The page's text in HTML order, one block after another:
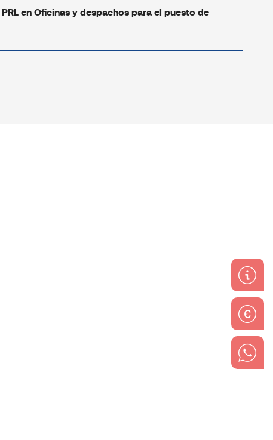
PRL en Oficinas y despachos para el puesto de